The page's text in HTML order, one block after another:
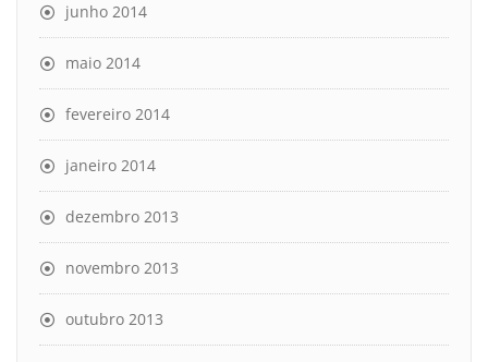
junho 2014
maio 2014
fevereiro 2014
janeiro 2014
dezembro 2013
novembro 2013
outubro 2013